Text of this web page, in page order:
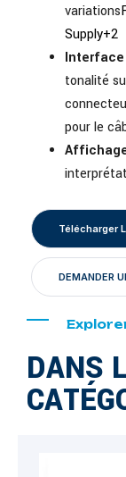
variations
Supply+2
Interface
tonalité
pour le
Télécharger
DEMANDER
DANS